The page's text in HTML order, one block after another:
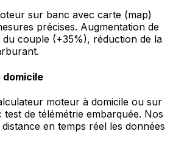
sur banc avec carte (map)
précises. Augmentation de
du couple (+35%), réduction de la
domicile
moteur à domicile ou sur
test de télémétrie embarquée. Nos
en temps réel les données